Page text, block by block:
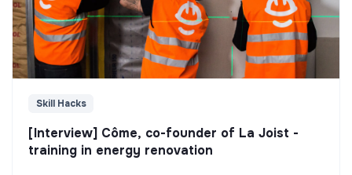
Skill Hacks
[Interview] Côme, co-founder of La Joist -
training in energy renovation